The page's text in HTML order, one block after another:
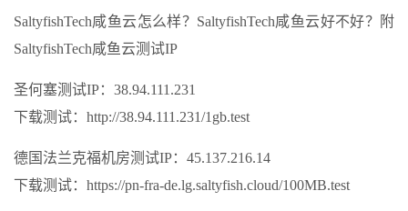
SaltyfishTech咸鱼云怎么样？SaltyfishTech咸鱼云好不好？附
SaltyfishTech咸鱼云测试IP
圣何塞测试IP：38.94.111.231
下载测试：http://38.94.111.231/1gb.test
德国法兰克福机房测试IP：45.137.216.14
下载测试：https://pn-fra-de.lg.saltyfish.cloud/100MB.test